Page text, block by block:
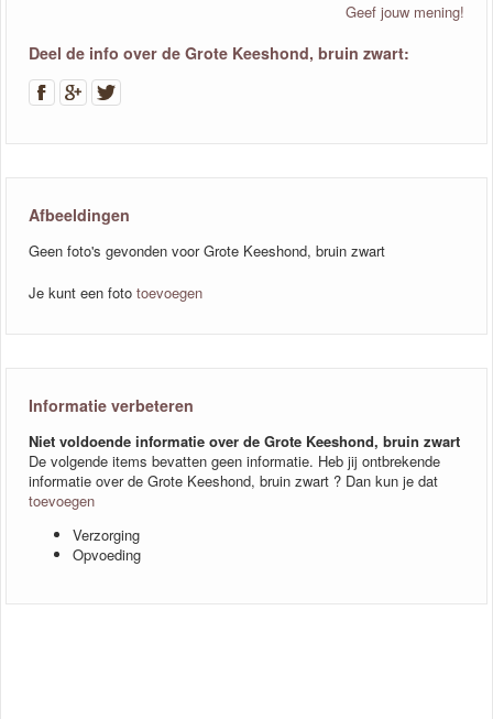
Geef jouw mening!
Deel de info over de Grote Keeshond, bruin zwart:
Afbeeldingen
Geen foto's gevonden voor Grote Keeshond, bruin zwart
Je kunt een foto toevoegen
Informatie verbeteren
Niet voldoende informatie over de Grote Keeshond, bruin zwart
De volgende items bevatten geen informatie. Heb jij ontbrekende
informatie over de Grote Keeshond, bruin zwart ? Dan kun je dat
toevoegen
Verzorging
Opvoeding